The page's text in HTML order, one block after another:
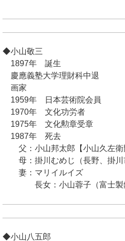
◆小山敬三
1897年 誕生
慶應義塾大学理財科中退
画家
1959年 日本芸術院会員
1970年 文化功労者
1975年 文化勲章受章
1987年 死去
父：小山邦太郎【小山久左衛
母：掛川むめじ（長野、掛川
妻：マリイルイズ
長女：小山蓉子（富士
◆小山八五郎